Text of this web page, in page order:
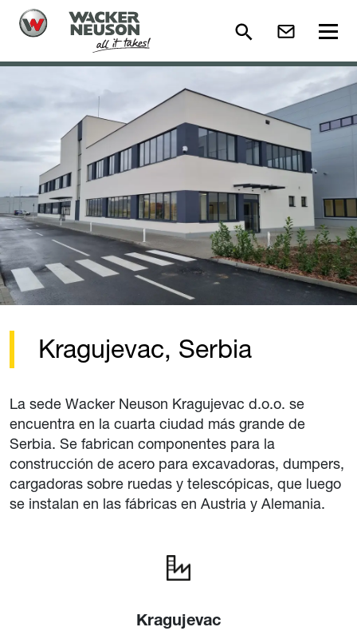
Kragujevac, Serbia
La sede Wacker Neuson Kragujevac d.o.o. se
encuentra en la cuarta ciudad más grande de
Serbia. Se fabrican componentes para la
construcción de acero para excavadoras, dumpers,
cargadoras sobre ruedas y telescópicas, que luego
se instalan en las fábricas en Austria y Alemania.
Kragujevac